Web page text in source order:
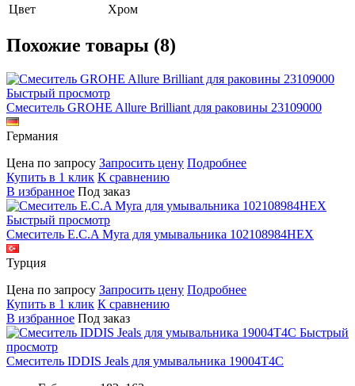
Цвет
Хром
Похожие товары (8)
Быстрый просмотр
Смеситель GROHE Allure Brilliant для раковины 23109000
Германия
Цена по запросу Запросить цену Подробнее
Купить в 1 клик К сравнению
В избранное Под заказ
Быстрый просмотр
Смеситель E.C.A Myra для умывальника 102108984HEX
Турция
Цена по запросу Запросить цену Подробнее
Купить в 1 клик К сравнению
В избранное Под заказ
Быстрый
просмотр
Смеситель IDDIS Jeals для умывальника 19004T4C